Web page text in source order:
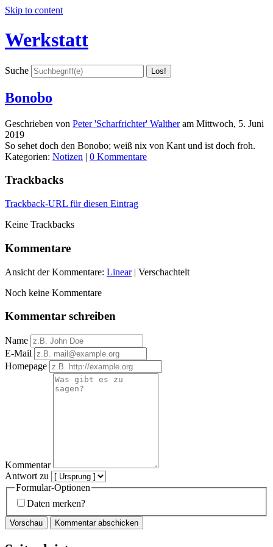
Skip to content
Werkstatt
Suche
Bonobo
Geschrieben von Peter 'Scharfrichter' Waltheram Mittwoch, 5. Juni
2019
So sehet doch den Bonobo; weiß nix von Kant und ist doch froh.
Kategorien: Notizen | 0 Kommentare
Trackbacks
Trackback-URL für diesen Eintrag
Keine Trackbacks
Kommentare
Ansicht der Kommentare: Linear| Verschachtelt
Noch keine Kommentare
Kommentar schreiben
Name
E-Mail
Homepage
Kommentar
Antwort zu
Formular-Optionen
Daten merken?